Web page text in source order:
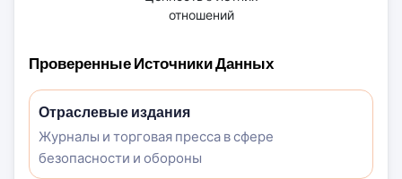
отношений
Проверенные Источники Данных
Отраслевые издания
Журналы и торговая пресса в сфере
безопасности и обороны